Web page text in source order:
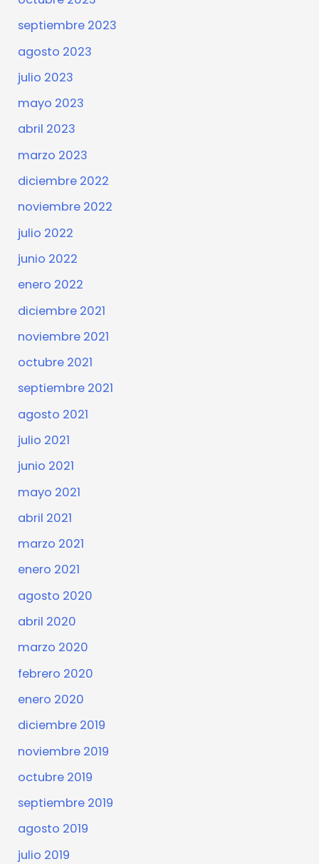
septiembre 2023
agosto 2023
julio 2023
mayo 2023
abril 2023
marzo 2023
diciembre 2022
noviembre 2022
julio 2022
junio 2022
enero 2022
diciembre 2021
noviembre 2021
octubre 2021
septiembre 2021
agosto 2021
julio 2021
junio 2021
mayo 2021
abril 2021
marzo 2021
enero 2021
agosto 2020
abril 2020
marzo 2020
febrero 2020
enero 2020
diciembre 2019
noviembre 2019
octubre 2019
septiembre 2019
agosto 2019
julio 2019